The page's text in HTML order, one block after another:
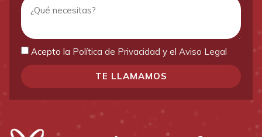
Acepto la Política de Privacidad y el Aviso Legal
TE LLAMAMOS